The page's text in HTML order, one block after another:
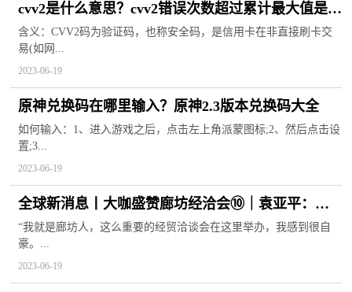
cvv2是什么意思？cvv2错误次数超过累计最大值是什
么意思？
含义：CVV2码为验证码，也称安全码，是信用卡在非直接刷卡交
易(如网...
2023-06-19
原神兑换码在哪里输入？原神2.3版本兑换码大全
如何输入：1、进入游戏之后，点击左上角派蒙图标;2、然后点击设
置;3...
2023-06-19
全球新消息丨大咖盛赞廊坊经洽会⑩｜袁亚平：希
望把更多河北产品推广到俄语国家
“我就是廊坊人，这么重要的经贸洽谈会在这里举办，我感到很自
豪。...
2023-06-19